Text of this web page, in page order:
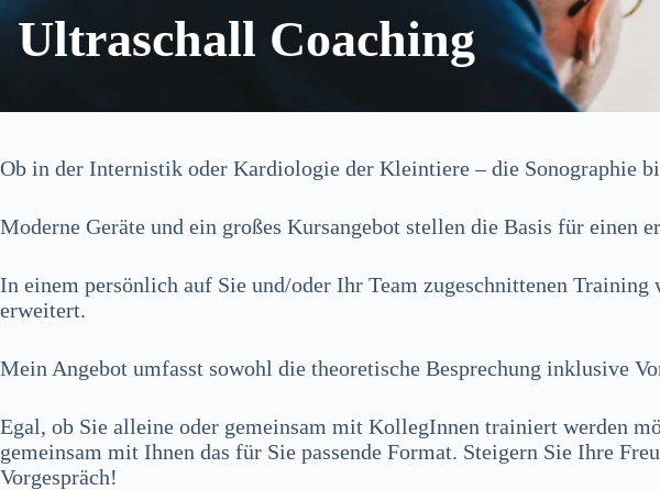
Ultraschall Coaching
Ob in der Internistik oder Kardiologie der Kleintiere – die Sonographie
Moderne Geräte und ein großes Kursangebot stellen die Basis für einen
In einem persönlich auf Sie und/oder Ihr Team zugeschnittenen
erweitert.
Mein Angebot umfasst sowohl die theoretische Besprechung inklusive
Egal, ob Sie alleine oder gemeinsam mit KollegInnen trainiert werden
gemeinsam mit Ihnen das für Sie passende Format. Steigern Sie Ihre
Vorgespräch!